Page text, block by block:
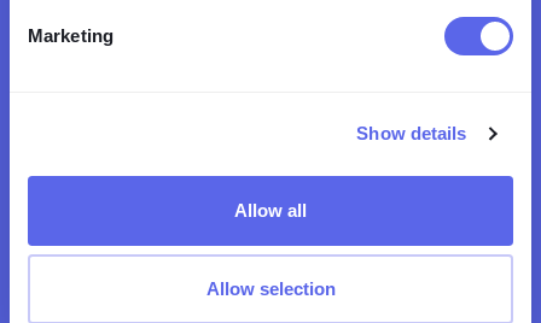
Marketing
Show details
Allow all
Allow selection